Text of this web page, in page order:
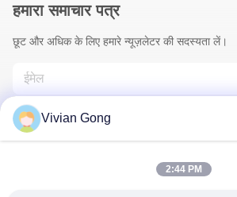
हमारा समाचार पत्र
छूट और अधिक के लिए हमारे न्यूज़लेटर की सदस्यता लें।
Vivian Gong
2:44 PM